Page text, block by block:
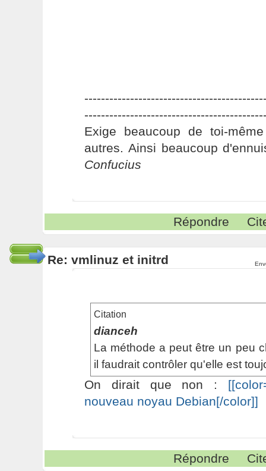
Exige beaucoup de toi-
autres. Ainsi beaucoup
Confucius
Répondre
Re: vmlinuz et initrd
Citation
dianceh
La méthode a peut être un peu
il faudrait contrôler qu'elle est
On dirait que non :
nouveau noyau Debian[/color]]
Répondre